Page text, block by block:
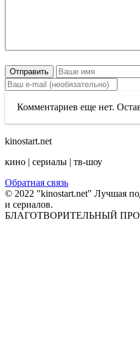
Отправить
Комментариев еще нет.
kinostart.net
кино | сериалы | тв-шоу
Обратная связь
© 2022 "kinostart.net" Лучшая
и сериалов.
БЛАГОТВОРИТЕЛЬНЫЙ